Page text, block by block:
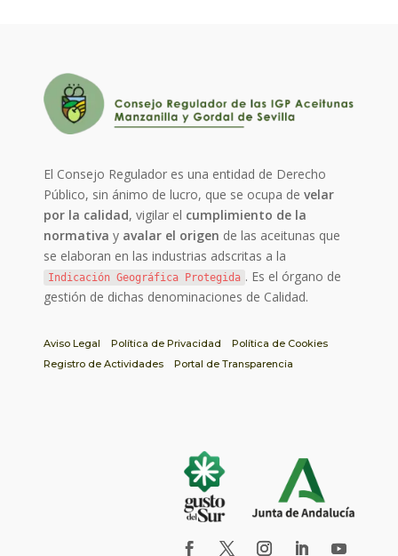
El Consejo Regulador es una entidad de Derecho
Público, sin ánimo de lucro, que se ocupa develar
por la calidad, vigilar el cumplimiento de la
normativa y avalar el origen de las aceitunas que
se elaboran en las industrias adscritas a la
Indicación Geográfica Protegida . Es el órgano de
gestión de dichas denominaciones de Calidad.
Aviso Legal Política de Privacidad
Política de Cookies
Registro de Actividades
Portal de Transparencia